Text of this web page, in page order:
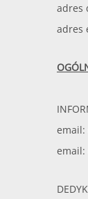
adres
adres
email:
email: